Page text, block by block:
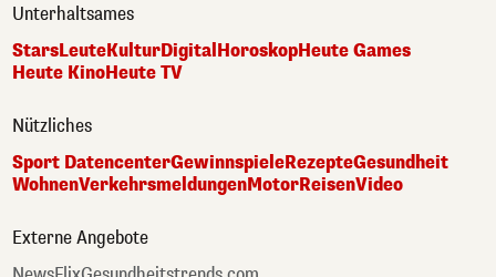
Unterhaltsames
StarsLeuteKulturDigitalHoroskopHeute Games
Heute KinoHeute TV
Nützliches
Sport DatencenterGewinnspieleRezepteGesundheit
WohnenVerkehrsmeldungenMotorReisenVideo
Externe Angebote